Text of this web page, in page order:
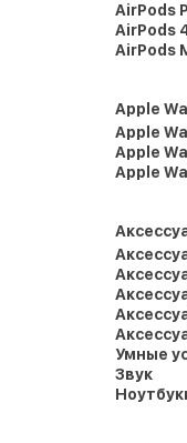
AirPods
AirPods
AirPods
Apple
Apple
Apple
Apple
Умные
Звук